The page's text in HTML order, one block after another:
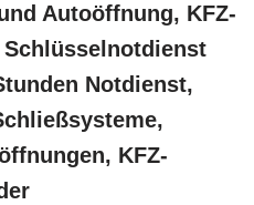
Autoöffnung, KFZ-
Notdienst,
KFZ-